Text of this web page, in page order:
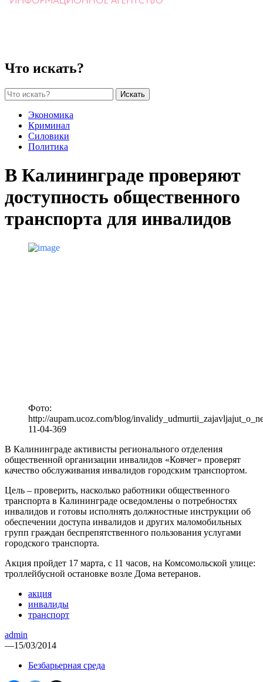
Что искать?
Искать
Экономика
Криминал
Силовики
Политика
В Калининграде проверяют
доступность общественного
транспорта для инвалидов
Фото:
http://aupam.ucoz.com/blog/
11-04-369
В Калининграде активисты регионального отделения
общественной организации инвалидов «Ковчег» проверят
качество обслуживания инвалидов городским транспортом.
Цель – проверить, насколько работники общественного
транспорта в Калининграде осведомлены о потребностях
инвалидов и готовы исполнять должностные инструкции об
обеспечении доступа инвалидов и других маломобильных
групп граждан беспрепятственного пользования услугами
городского транспорта.
Акция пройдет 17 марта, с 11 часов, на Комсомольской улице:
троллейбусной остановке возле Дома ветеранов.
акция
инвалиды
транспорт
admin
—15/03/2014
Безбарьерная среда